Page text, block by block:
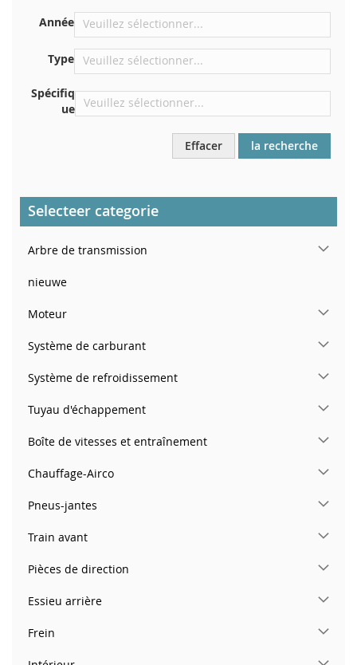
Directement dans le compartiment moteur
Près du pare-brise, sur le tableau de bord
Dans le montant de porte arrière droit
Année
Type
Spécifiq
ue
Effacer la recherche
Selecteer categorie
Arbre de transmission
nieuwe
Moteur
Système de carburant
Système de refroidissement
Tuyau d'échappement
Boîte de vitesses et entraînement
Chauffage-Airco
Pneus-jantes
Train avant
Pièces de direction
Essieu arrière
Frein